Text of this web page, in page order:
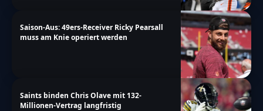
Saison-Aus: 49ers-Receiver Ricky Pearsall
muss am Knie operiert werden
Saints binden Chris Olave mit 132-
Millionen-Vertrag langfristig